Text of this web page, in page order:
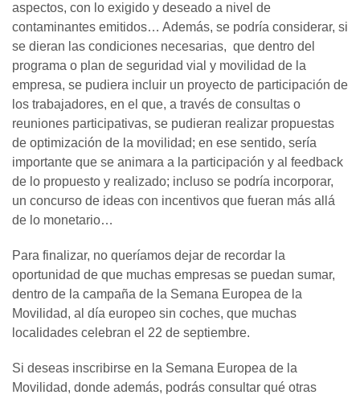
aspectos, con lo exigido y deseado a nivel de
contaminantes emitidos… Además, se podría considerar, si
se dieran las condiciones necesarias, que dentro del
programa o plan de seguridad vial y movilidad de la
empresa, se pudiera incluir un proyecto de participación de
los trabajadores, en el que, a través de consultas o
reuniones participativas, se pudieran realizar propuestas
de optimización de la movilidad; en ese sentido, sería
importante que se animara a la participación y al feedback
de lo propuesto y realizado; incluso se podría incorporar,
un concurso de ideas con incentivos que fueran más allá
de lo monetario…
Para finalizar, no queríamos dejar de recordar la
oportunidad de que muchas empresas se puedan sumar,
dentro de la campaña de la Semana Europea de la
Movilidad, al día europeo sin coches, que muchas
localidades celebran el 22 de septiembre.
Si deseas inscribirse en la Semana Europea de la
Movilidad, donde además, podrás consultar qué otras